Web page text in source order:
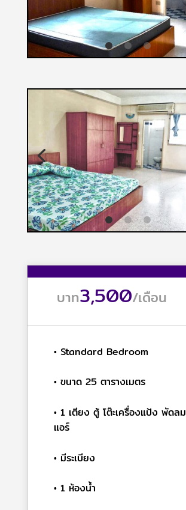
บาท3,500/เดือน
• Standard Bedroom
• ขนาด 25 ตารางเมตร
• 1 เตียง ตู้ โต๊ะเครื่องแป้ง พัดลม
แอร์
• มีระเบียง
• 1 ห้องน้ำ